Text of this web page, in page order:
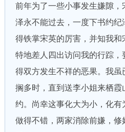
前年为了一些小事发生嫌隙
泽永不能过去，一度下书约
得铁掌宋英的厉害，并知我
特地差人四出访问我的行踪
得双方发生不祥的恶果。我
搁多时，直到送李小姐来栖霞
约。尚幸这事化大为小，化
做得不错，两家消除前嫌，